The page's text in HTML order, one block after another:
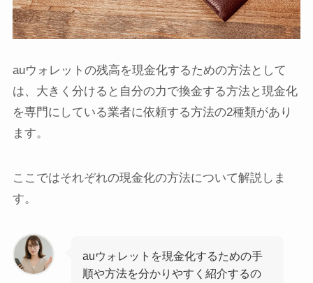
auウォレットの残高を現金化するための方法として
は、大きく分けると自分の力で換金する方法と現金化
を専門にしている業者に依頼する方法の2種類があり
ます。
ここではそれぞれの現金化の方法について解説しま
す。
auウォレットを現金化するための手
順や方法を分かりやすく紹介するの